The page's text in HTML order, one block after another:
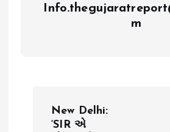
m
New Delhi:
‘SIR એ